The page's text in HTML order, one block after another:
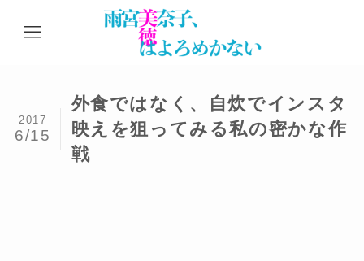
外食ではなく、自炊でインスタ
映えを狙ってみる私の密かな作
戦
2017
6/15